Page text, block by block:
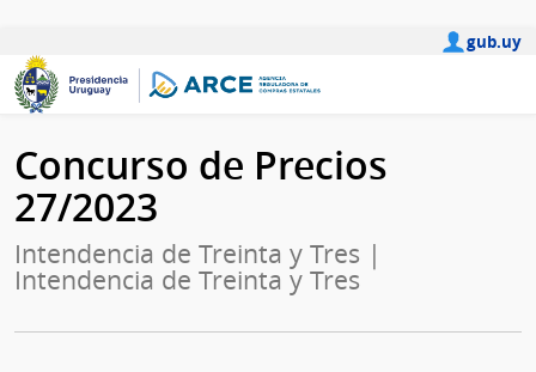
gub.uy
Concurso de Precios
27/2023
Intendencia de Treinta y Tres |
Intendencia de Treinta y Tres